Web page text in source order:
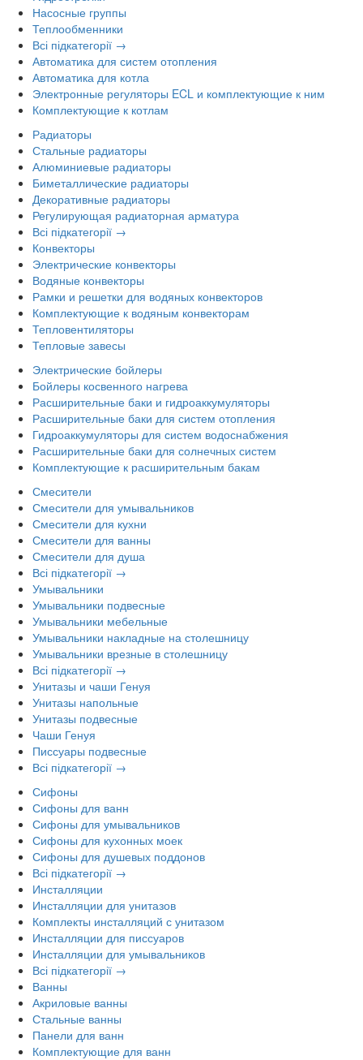
Насосные группы
Теплообменники
Всі підкатегорії →
Автоматика для систем отопления
Автоматика для котла
Электронные регуляторы ECL и комплектующие к ним
Комплектующие к котлам
Радиаторы
Стальные радиаторы
Алюминиевые радиаторы
Биметаллические радиаторы
Декоративные радиаторы
Регулирующая радиаторная арматура
Всі підкатегорії →
Конвекторы
Электрические конвекторы
Водяные конвекторы
Рамки и решетки для водяных конвекторов
Комплектующие к водяным конвекторам
Тепловентиляторы
Тепловые завесы
Электрические бойлеры
Бойлеры косвенного нагрева
Расширительные баки и гидроаккумуляторы
Расширительные баки для систем отопления
Гидроаккумуляторы для систем водоснабжения
Расширительные баки для солнечных систем
Комплектующие к расширительным бакам
Смесители
Смесители для умывальников
Смесители для кухни
Смесители для ванны
Смесители для душа
Всі підкатегорії →
Умывальники
Умывальники подвесные
Умывальники мебельные
Умывальники накладные на столешницу
Умывальники врезные в столешницу
Всі підкатегорії →
Унитазы и чаши Генуя
Унитазы напольные
Унитазы подвесные
Чаши Генуя
Писсуары подвесные
Всі підкатегорії →
Сифоны
Сифоны для ванн
Сифоны для умывальников
Сифоны для кухонных моек
Сифоны для душевых поддонов
Всі підкатегорії →
Инсталляции
Инсталляции для унитазов
Комплекты инсталляций с унитазом
Инсталляции для писсуаров
Инсталляции для умывальников
Всі підкатегорії →
Ванны
Акриловые ванны
Стальные ванны
Панели для ванн
Комплектующие для ванн